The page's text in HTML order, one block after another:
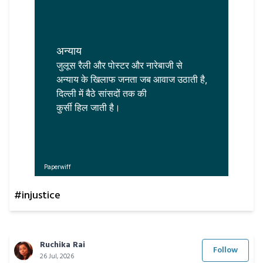
अन्याय
जुलूस रैली और पोस्टर और नारेबाजी से
अन्याय के खिलाफ जनता जब आवाज उठाती है,
दिल्ली में बैठे सांसदों तक की
Paperwiff
#injustice
Ruchika Rai
26 Jul, 2026 Follow